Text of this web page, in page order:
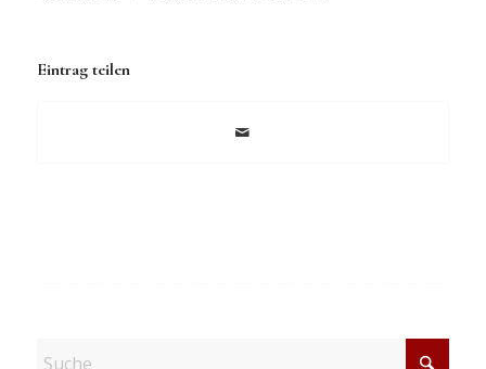
Eintrag teilen